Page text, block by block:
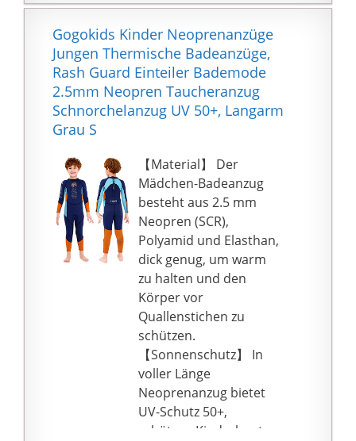
Gogokids Kinder Neoprenanzüge
Jungen Thermische Badeanzüge,
Rash Guard Einteiler Bademode
2.5mm Neopren Taucheranzug
Schnorchelanzug UV 50+, Langarm
Grau S
【Material】 Der
Mädchen-Badeanzug
besteht aus 2.5 mm
Neopren (SCR),
Polyamid und Elasthan,
dick genug, um warm
zu halten und den
Körper vor
Quallenstichen zu
schützen.
【Sonnenschutz】 In
voller Länge
Neoprenanzug bietet
UV-Schutz 50+,
schützen Kinderhaut